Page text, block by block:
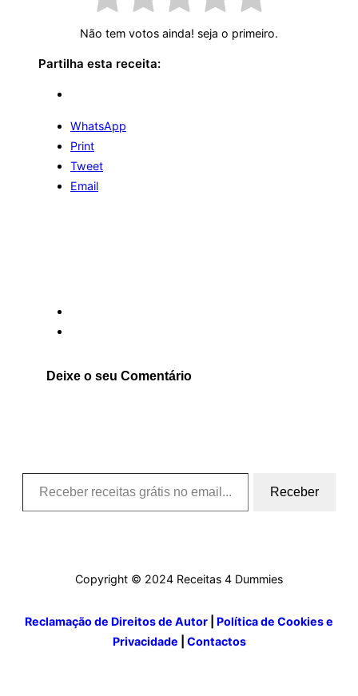
Não tem votos ainda! seja o primeiro.
Partilha esta receita:
WhatsApp
Print
Tweet
Email
Deixe o seu Comentário
Receber receitas grátis no email….
Receber
Copyright © 2024 Receitas 4 Dummies
Reclamação de Direitos de Autor
Política de Cookies e
Privacidade
Contactos